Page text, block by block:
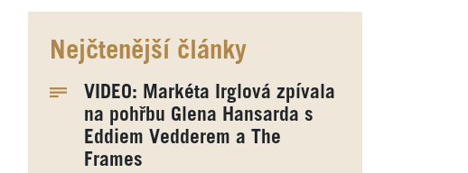
Nejčtenější články
VIDEO: Markéta Irglová zpívala
na pohřbu Glena Hansarda s
Eddiem Vedderem a The
Frames